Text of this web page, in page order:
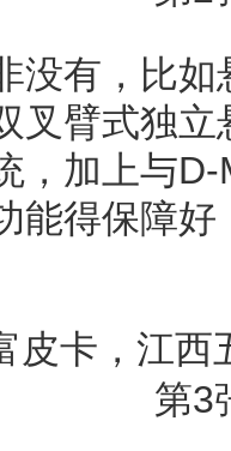
没有，比
叉臂式独
，加上与
能得保障